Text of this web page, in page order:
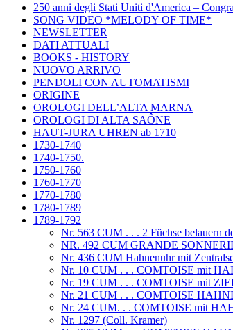
250 anni degli Stati Uniti d'America –
SONG VIDEO *MELODY OF TIME*
NEWSLETTER
DATI ATTUALI
BOOKS - HISTORY
NUOVO ARRIVO
PENDOLI CON AUTOMATISMI
ORIGINE
OROLOGI DELL’ALTA MARNA
OROLOGI DI ALTA SAÔNE
HAUT-JURA UHREN ab 1710
1730-1740
1740-1750.
1750-1760
1760-1770
1770-1780
1780-1789
1789-1792
Nr. 563 CUM . . . 2 Füchse belauern
NR. 492 CUM GRANDE
Nr. 436 CUM Hahnenuhr mit
Nr. 10 CUM . . . COMTOISE mit
Nr. 19 CUM . . . COMTOISE mit
Nr. 21 CUM . . . COMTOISE
Nr. 24 CUM. . . COMTOISE mit
Nr. 1297 (Coll. Kramer)